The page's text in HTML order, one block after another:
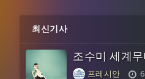
최신기사
조수미 세계
공연, 대구문
프레시안